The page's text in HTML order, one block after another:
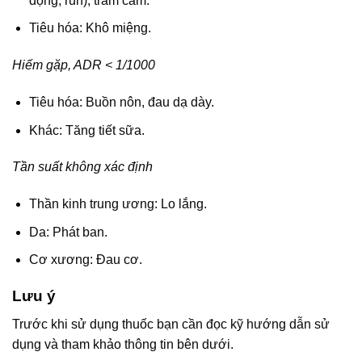
Tiêu hóa: Khô miệng.
Hiếm gặp, ADR < 1/1000
Tiêu hóa: Buồn nôn, đau dạ dày.
Khác: Tăng tiết sữa.
Tần suất không xác định
Thần kinh trung ương: Lo lắng.
Da: Phát ban.
Cơ xương: Đau cơ.
Lưu ý
Trước khi sử dụng thuốc bạn cần đọc kỹ hướng dẫn sử
dụng và tham khảo thông tin bên dưới.